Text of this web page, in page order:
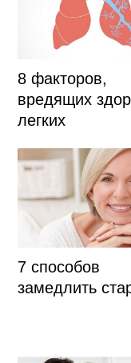
8 факторов,
вредящих
легких
7 способов
замедлить